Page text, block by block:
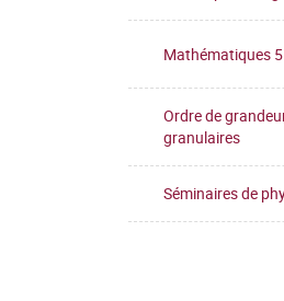
Mathématiques
Ordre de
granulaires
Séminaires de